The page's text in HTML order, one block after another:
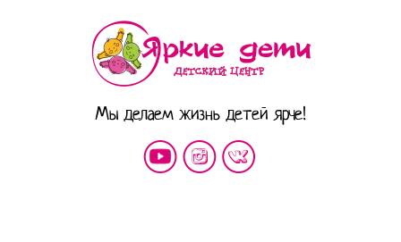
Мы делаем жизнь детей ярче!